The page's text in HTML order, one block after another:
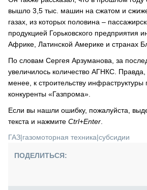
вышло 3,5 тыс. машин на сжатом и
газах, из которых половина –
продукцией Горьковского предприятия
Африке, Латинской Америке и странах
По словам Сергея Арзуманова, за
увеличилось количество АГНКС.
менее, к строительству
конкуренты «Газпрома».
Если вы нашли ошибку, пожалуйста,
текста и нажмите Ctrl+Enter
ГАЗ|газомоторная техника|субсидии
ПОДЕЛИТЬСЯ: